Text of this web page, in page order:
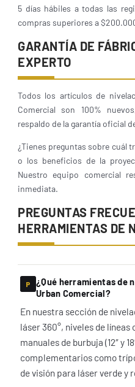
5 días hábiles a todas las
compras superiores a
GARANTÍA DE
EXPERTO
Todos los artículos de
Comercial son 100%
respaldo de la garantía oficial
¿Tienes preguntas sobre cuál
o los beneficios de la
Nuestro equipo comercial
inmediata.
PREGUNTAS
HERRAMIENTAS DE
¿Qué herramientas de
Urban Comercial?
En nuestra sección de
láser 360°, niveles de
manuales de burbuja (12″ y
complementarios como
de visión para láser verde y